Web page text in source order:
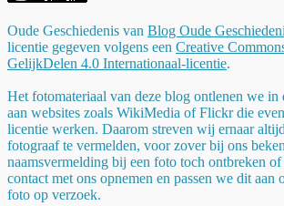
Oude Geschiedenis van Blog Oude
licentie gegeven volgens een Creative
GelijkDelen 4.0 Internationaal-licentie.
Het fotomateriaal van deze blog ontlenen we in
aan websites zoals WikiMedia of Flickr die
licentie werken. Daarom streven wij ernaar
fotograaf te vermelden, voor zover bij ons
naamsvermelding bij een foto toch ontbreken
contact met ons opnemen en passen we dit
foto op verzoek.